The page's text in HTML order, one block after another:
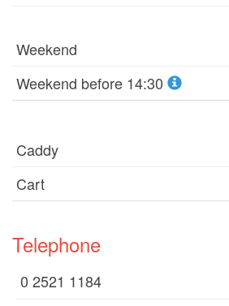
Weekend
Weekend before 14:30
Caddy
Cart
Telephone
0 2521 1184